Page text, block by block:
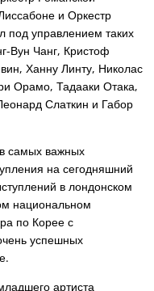
и Оркестр
управлением таких
Вун Чанг, Кристоф
Ханну Линту, Николас
Орамо, Тадааки Отака,
Слаткин и Габор
самых важных
на сегодняшний
в лондонском
национальном
по Корее с
успешных
артиста